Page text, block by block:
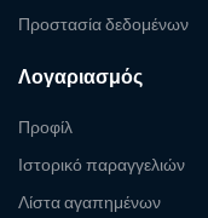
Προστασία δεδομένων
Λογαριασμός
Προφίλ
Ιστορικό παραγγελιών
Λίστα αγαπημένων